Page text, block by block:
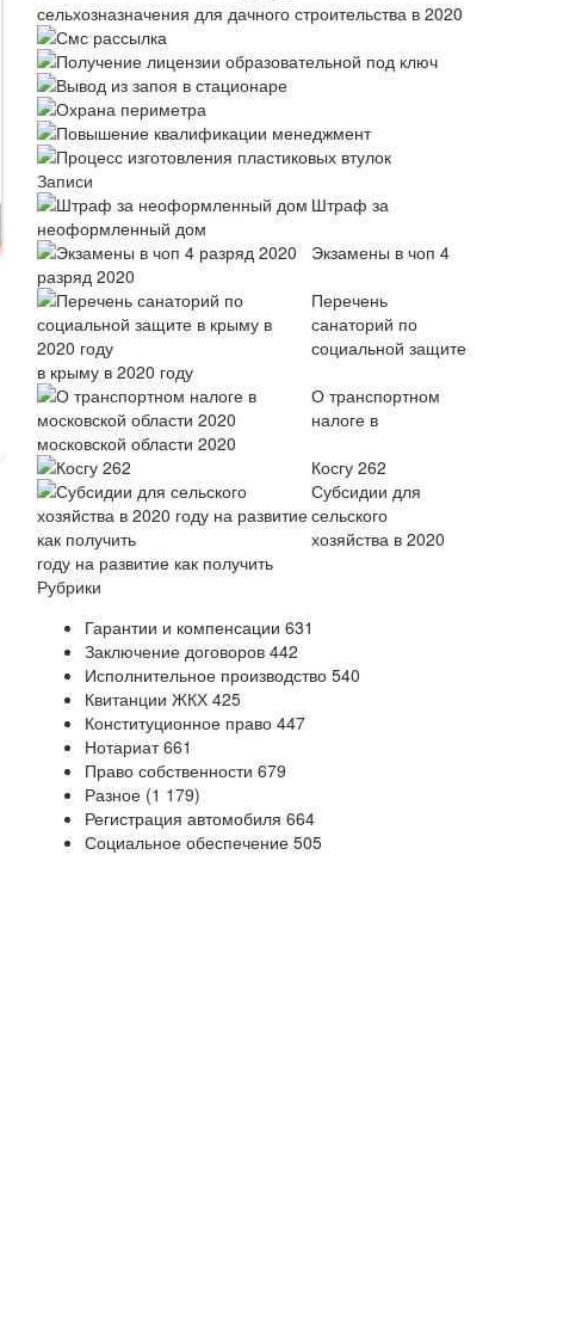
сельхозназначения для дачного строительства в 2020
Смс рассылка
Получение лицензии образовательной под ключ
Вывод из запоя в стационаре
Охрана периметра
Повышение квалификации менеджмент
Процесс изготовления пластиковых втулок
Записи
Штраф за
неоформленный дом
Экзамены в чоп 4
разряд 2020
Перечень
санаторий по
социальной защите
в крыму в 2020 году
О транспортном
налоге в
московской области 2020
Косгу 262
Субсидии для
сельского
хозяйства в 2020
году на развитие как получить
Рубрики
Гарантии и компенсации 631
Заключение договоров 442
Исполнительное производство 540
Квитанции ЖКХ 425
Конституционное право 447
Нотариат661
Право собственности 679
Разное (1 179)
Регистрация автомобиля 664
Социальное обеспечение 505